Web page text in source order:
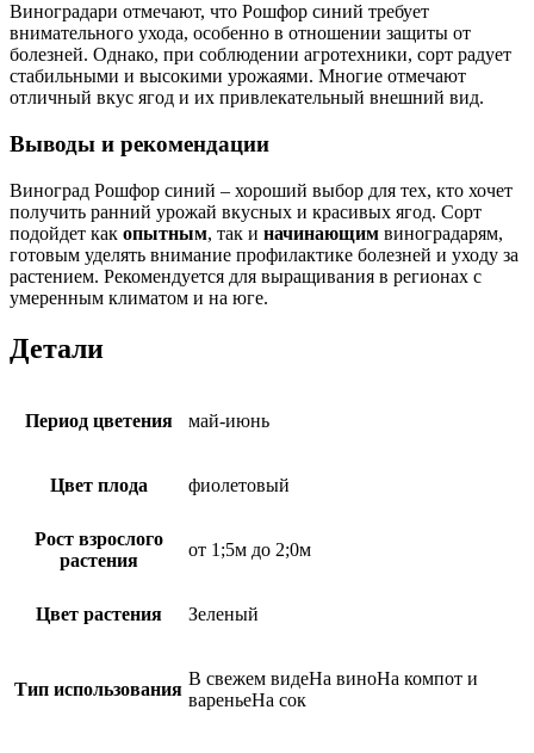
Виноградари отмечают, что Рошфор синий требует
внимательного ухода, особенно в отношении защиты от
болезней. Однако, при соблюдении агротехники, сорт радует
стабильными и высокими урожаями. Многие отмечают
отличный вкус ягод и их привлекательный внешний вид.
Выводы и рекомендации
Виноград Рошфор синий – хороший выбор для тех, кто хочет
получить ранний урожай вкусных и красивых ягод. Сорт
подойдет как опытным, так и начинающим виноградарям,
готовым уделять внимание профилактике болезней и уходу за
растением. Рекомендуется для выращивания в регионах с
умеренным климатом и на юге.
Детали
Период цветения май-июнь
Цвет плода фиолетовый
Рост взрослого
растения
от 1;5м до 2;0м
Цвет растения Зеленый
Тип использования
В свежем видеНа виноНа компот и
вареньеНа сок